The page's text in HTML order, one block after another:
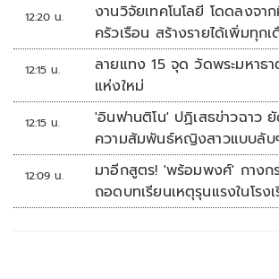
12:20 น.
งานวิจัยเทคโนโลยี โดดลงจา
ครัวเรือน สร้างรายได้เพิ่มทุก
12:15 น.
ลายแทง 15 จุด วัดพระมหาธ
แห่งใหม่
12:15 น.
'อินฟานติโน' ปฏิเสธข่าวฉาว
ความสัมพันธ์หญิงสาวแบบลับ
12:09 น.
มาอีกสูตร! 'พร้อมพงศ์' กาง
ถอดบทเรียนเหตุรุนแรงในโรง